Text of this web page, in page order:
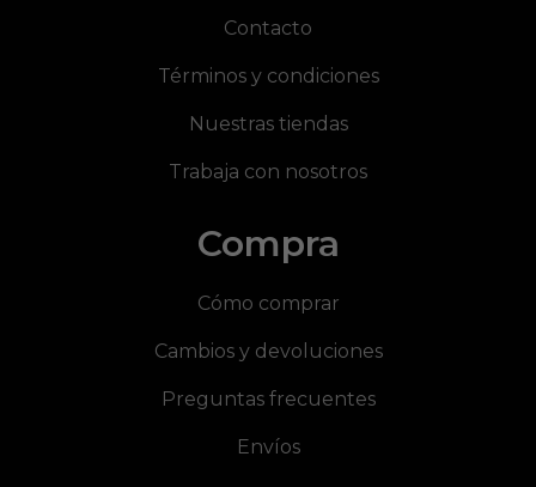
Contacto
Términos y condiciones
Nuestras tiendas
Trabaja con nosotros
Compra
Cómo comprar
Cambios y devoluciones
Preguntas frecuentes
Envíos